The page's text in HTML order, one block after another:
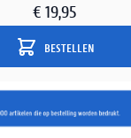
€ 19,95
BESTELLEN